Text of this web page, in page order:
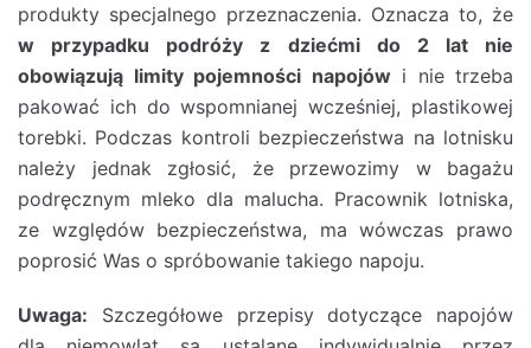
produkty specjalnego przeznaczenia. Oznacza to, że
w przypadku podróży z dziećmi do 2 lat nie
obowiązują limity pojemności napojów i nie trzeba
pakować ich do wspomnianej wcześniej, plastikowej
torebki. Podczas kontroli bezpieczeństwa na lotnisku
należy jednak zgłosić, że przewozimy w bagażu
podręcznym mleko dla malucha. Pracownik lotniska,
ze względów bezpieczeństwa, ma wówczas prawo
poprosić Was o spróbowanie takiego napoju.
Uwaga: Szczegółowe przepisy dotyczące napojów